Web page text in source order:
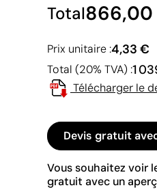
Total
Prix unitaire :4,33 €
Total (20% TVA) :1
Télécharger le
Devis gratuit
Vous souhaitez voir
gratuit avec un